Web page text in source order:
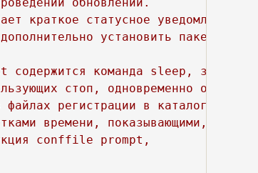
краткое статусное уведомление
установить пакет
команда sleep,
стоп, одновременно
файлах регистрации в каталоге /
показывающими, когда
conffile prompt,